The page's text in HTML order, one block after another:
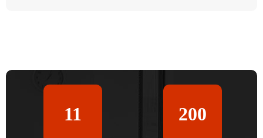
11 200